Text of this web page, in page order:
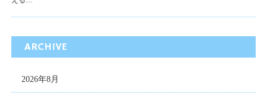
ARCHIVE
2026年8月